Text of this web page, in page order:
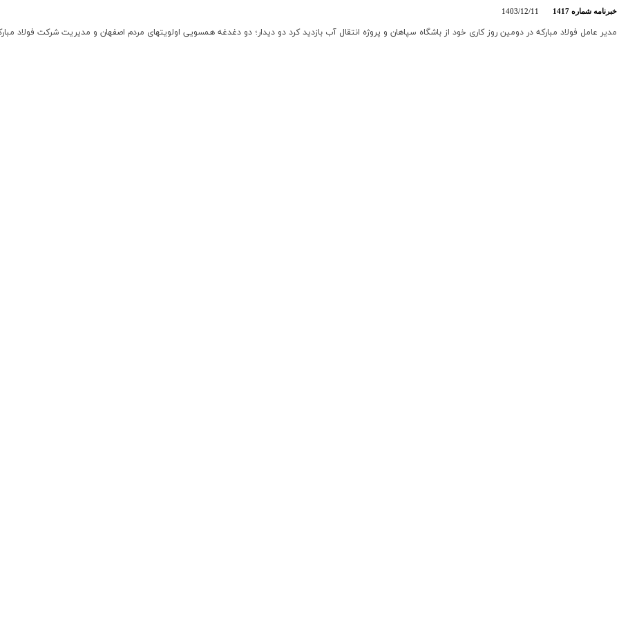
خبرنامه شماره 1417 1403/12/11
مدیر عامل فولاد مبارکه در دومین روز کاری خود از باشگاه سپاهان و پروژه انتقال آب بازدید کرد دو دیدار؛ دو دغدغه همسویی اولویتهای مردم اصفهان و مدیریت شرکت فولاد